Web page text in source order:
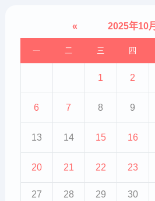
« 2025年10月
一 二 三 四
1 2
6 7 8 9
13 14 15 16
20 21 22 23
27 28 29 30